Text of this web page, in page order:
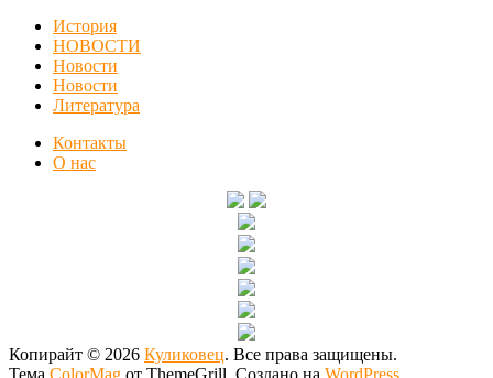
История
НОВОСТИ
Новости
Новости
Литература
Контакты
О нас
Копирайт © 2026 Куликовец. Все права защищены.
Тема ColorMag от ThemeGrill. Создано на WordPress